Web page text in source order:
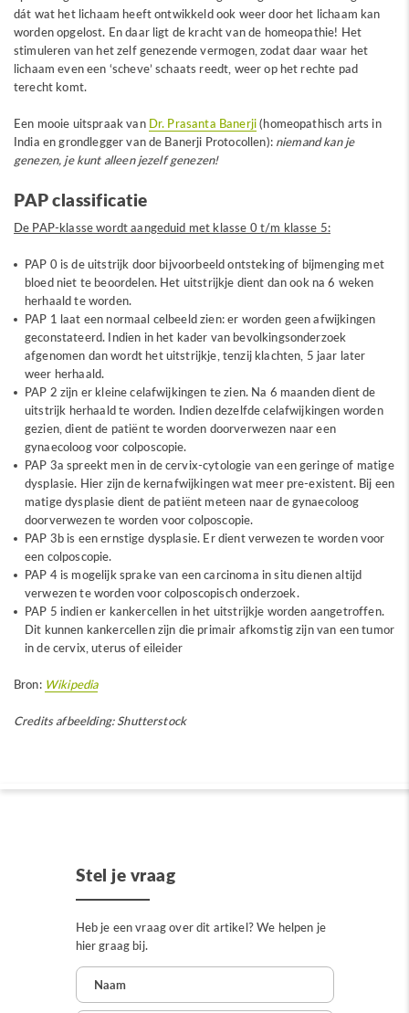
dát wat het lichaam heeft ontwikkeld ook weer door het lichaam kan
worden opgelost. En daar ligt de kracht van de homeopathie! Het
stimuleren van het zelf genezende vermogen, zodat daar waar het
lichaam even een ‘scheve’ schaats reedt, weer op het rechte pad
terecht komt.
Een mooie uitspraak van Dr. Prasanta Banerji(homeopathisch arts in
India en grondlegger van de Banerji Protocollen): niemand kan je
genezen, je kunt alleen jezelf genezen!
PAP classificatie
De PAP-klasse wordt aangeduid met klasse 0 t/m klasse 5:
PAP 0 is de uitstrijk door bijvoorbeeld ontsteking of bijmenging met
bloed niet te beoordelen. Het uitstrijkje dient dan ook na 6 weken
herhaald te worden.
PAP 1 laat een normaal celbeeld zien: er worden geen afwijkingen
geconstateerd. Indien in het kader van bevolkingsonderzoek
afgenomen dan wordt het uitstrijkje, tenzij klachten, 5 jaar later
weer herhaald.
PAP 2 zijn er kleine celafwijkingen te zien. Na 6 maanden dient de
uitstrijk herhaald te worden. Indien dezelfde celafwijkingen worden
gezien, dient de patiënt te worden doorverwezen naar een
gynaecoloog voor colposcopie.
PAP 3a spreekt men in de cervix-cytologie van een geringe of matige
dysplasie. Hier zijn de kernafwijkingen wat meer pre-existent. Bij een
matige dysplasie dient de patiënt meteen naar de gynaecoloog
doorverwezen te worden voor colposcopie.
PAP 3b is een ernstige dysplasie. Er dient verwezen te worden voor
een colposcopie.
PAP 4 is mogelijk sprake van een carcinoma in situ dienen altijd
verwezen te worden voor colposcopisch onderzoek.
PAP 5 indien er kankercellen in het uitstrijkje worden aangetroffen.
Dit kunnen kankercellen zijn die primair afkomstig zijn van een tumor
in de cervix, uterus of eileider
Bron: Wikipedia
Credits afbeelding: Shutterstock
Stel je vraag
Heb je een vraag over dit artikel? We helpen je
hier graag bij.